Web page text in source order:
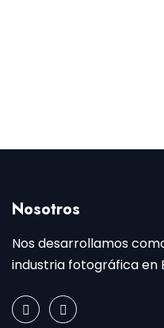
Nosotros
Nos desarrollamos
industria fotográfica en